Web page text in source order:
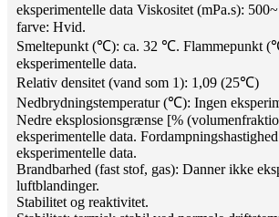
eksperimentelle data Viskositet (mPa.s):
farve: Hvid.
Smeltepunkt (℃): ca. 32 ℃. Flammepunkt
eksperimentelle data.
Relativ densitet (vand som 1): 1,09 (25℃)
Nedbrydningstemperatur (℃): Ingen
Nedre eksplosionsgrænse [%
eksperimentelle data.
eksperimentelle data.
Brandbarhed (fast stof, gas): Danner ikke
luftblandinger.
Stabilitet og reaktivitet.